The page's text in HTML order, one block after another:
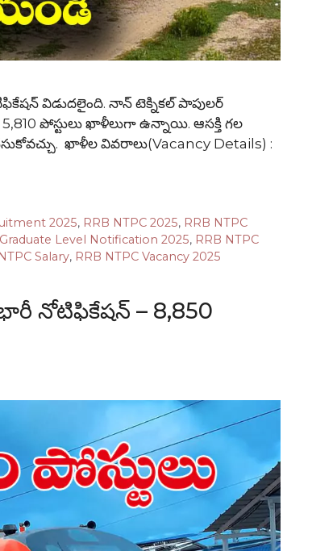
విడుదలైంది. నాన్ టెక్నికల్ పాపులర్
పోస్టులు ఖాళీలుగా ఉన్నాయి. ఆసక్తి గల
ఖాళీల వివరాలు(Vacancy Details) :
2025, RRB NTPC 2025, RRB NTPC
Level Notification 2025, RRB NTPC
Salary, RRB NTPC Vacancy 2025
నోటిఫికేషన్ – 8,850